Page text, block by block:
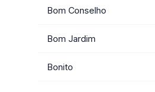
Bom Conselho
Bom Jardim
Bonito